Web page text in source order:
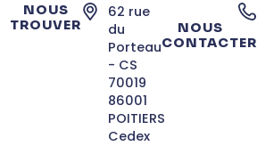
NOUS
TROUVER
62 rue
du
Porteau
- CS
70019
86001
POITIERS
Cedex
NOUS
CONTACTER